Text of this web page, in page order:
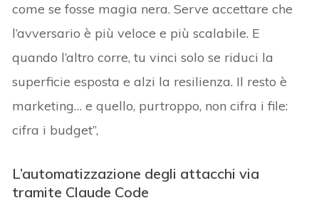
come se fosse magia nera. Serve accettare che
l’avversario è più veloce e più scalabile. E
quando l’altro corre, tu vinci solo se riduci la
superficie esposta e alzi la resilienza. Il resto è
marketing… e quello, purtroppo, non cifra i file:
cifra i budget”,
L’automatizzazione degli attacchi via
tramite Claude Code